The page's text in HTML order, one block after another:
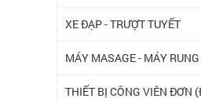
XE ĐẠP - TRƯỢT TUYẾT
MÁY MASAGE - MÁY RUNG
THIẾT BỊ CÔNG VIÊN ĐƠN